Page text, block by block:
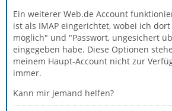
Ein weiterer Web.de Account
ist als IMAP eingerichtet, wobei ich dort
möglich" und "Passwort, ungesichert
eingegeben habe. Diese Optionen
meinem Haupt-Account nicht zur
immer.
Kann mir jemand helfen?